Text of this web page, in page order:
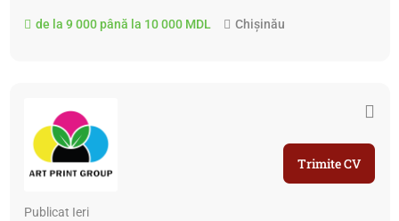
de la 9 000 până la 10 000 MDL Chișinău
Publicat Ieri
Trimite CV